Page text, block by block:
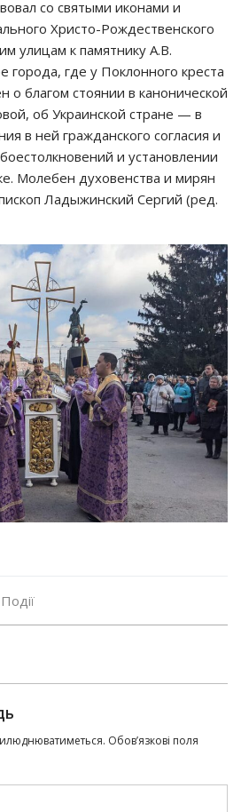
со святыми иконами и
Христо-Рождественского
улицам к памятнику А.В.
города, где у Поклонного креста
благом стоянии в канонической
об Украинской стране — в
в ней гражданского согласия и
и установлении
Молебен духовенства и мирян
Ладыжинский Сергий (ред.
Події
Обов’язкові поля